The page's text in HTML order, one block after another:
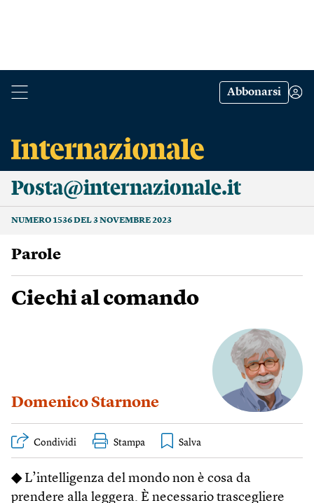
Abbonarsi
Posta@internazionale.it
NUMERO 1536 DEL 3 NOVEMBRE 2023
Parole
Ciechi al comando
Domenico Starnone
Condividi Stampa
◆L’intelligenza del mondo non è cosa da
prendere alla leggera. È necessario trascegliere